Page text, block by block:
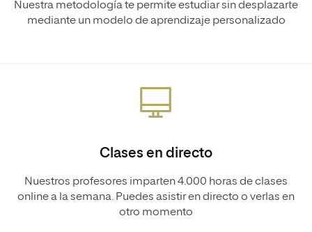
Nuestra metodología te permite estudiar sin desplazarte
mediante un modelo de aprendizaje personalizado
Clases en directo
Nuestros profesores imparten 4.000 horas de clases
online a la semana. Puedes asistir en directo o verlas en
otro momento